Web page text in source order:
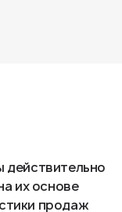
действительно
их основе
продаж